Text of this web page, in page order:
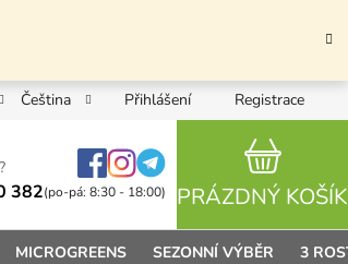
Čeština Přihlášení Registrace
382(po-pá: 8:30 - 18:00) PRÁZDNÝ KOŠÍK
MICROGREENS SEZONNÍ VÝBĚR 3